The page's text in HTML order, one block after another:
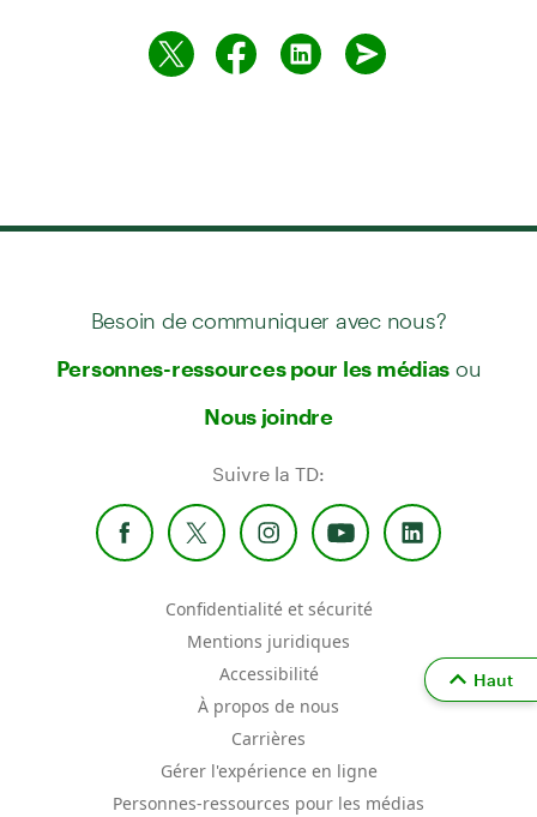
Besoin de communiquer avec nous?
Personnes-ressources pour les médias ou
Nous joindre
Suivre la TD:
Confidentialité et sécurité
Mentions juridiques
Accessibilité
À propos de nous
Carrières
Gérer l'expérience en ligne
Personnes-ressources pour les médias
Haut